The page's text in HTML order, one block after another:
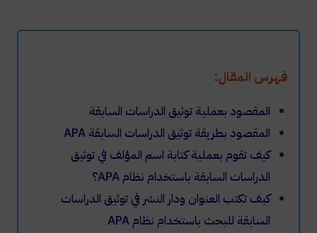
فهرس المقال:
المقصود بعملية توثيق الدراسات السابقة
المقصود بطريقة توثيق الدراسات السابقة APA
كيف تقوم بعملية كتابة اسم المؤلف في توثيق
الدراسات السابقة باستخدام نظام APA؟
كيف تكتب العنوان ودار النشر في توثيق الدراسات
السابقة للبحث باستخدام نظام APA